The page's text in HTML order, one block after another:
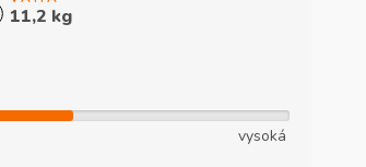
11,2 kg
vysoká